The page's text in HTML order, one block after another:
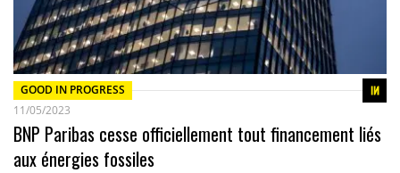
GOOD IN PROGRESS
11/05/2023
BNP Paribas cesse officiellement tout financement liés
aux énergies fossiles